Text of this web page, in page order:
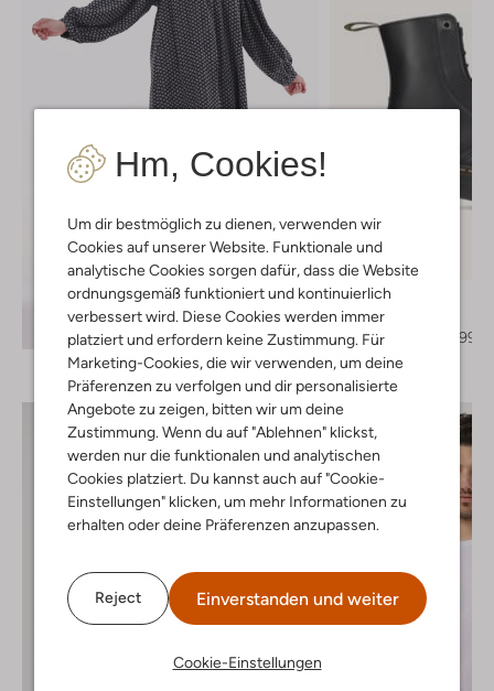
Hm, Cookies!
Um dir bestmöglich zu dienen, verwenden wir
Cookies auf unserer Website. Funktionale und
analytische Cookies sorgen dafür, dass die Website
ordnungsgemäß funktioniert und kontinuierlich
verbessert wird. Diese Cookies werden immer
platziert und erfordern keine Zustimmung. Für
Marketing-Cookies, die wir verwenden, um deine
Präferenzen zu verfolgen und dir personalisierte
Angebote zu zeigen, bitten wir um deine
Zustimmung. Wenn du auf "Ablehnen" klickst,
werden nur die funktionalen und analytischen
Cookies platziert. Du kannst auch auf "Cookie-
Einstellungen" klicken, um mehr Informationen zu
erhalten oder deine Präferenzen anzupassen.
Reject Einverstanden und weiter
Cookie-Einstellungen
Entdecke den Look
Letzter Artikel
-20%
Dr Martens
Schnürboots
€ 239,95
€ 191,99